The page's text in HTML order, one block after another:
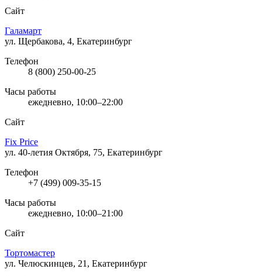
Сайт
Галамарт
ул. Щербакова, 4, Екатеринбург
Телефон
8 (800) 250-00-25
Часы работы
ежедневно, 10:00–22:00
Сайт
Fix Price
ул. 40-летия Октября, 75, Екатеринбург
Телефон
+7 (499) 009-35-15
Часы работы
ежедневно, 10:00–21:00
Сайт
Тортомастер
ул. Челюскинцев, 21, Екатеринбург